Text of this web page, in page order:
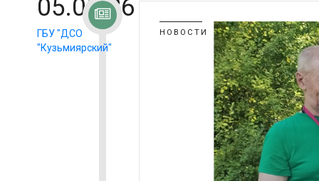
05.08.26
ГБУ "ДСО
"Кузьмиярский"
НОВОСТИ